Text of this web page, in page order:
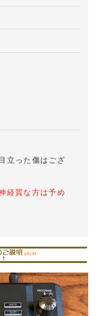
立った傷はござ
経質な方は予め